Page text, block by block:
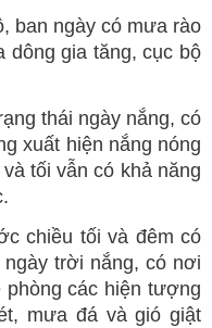
ban ngày có mưa rào
dông gia tăng, cục bộ
thái ngày nắng, có
xuất hiện nắng nóng
tối vẫn có khả năng
chiều tối và đêm có
trời nắng, có nơi
các hiện tượng
mưa đá và gió giật